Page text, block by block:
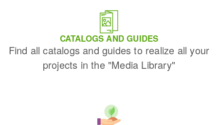
CATALOGS AND GUIDES
Find all catalogs and guides to realize all your
projects in the "Media Library"